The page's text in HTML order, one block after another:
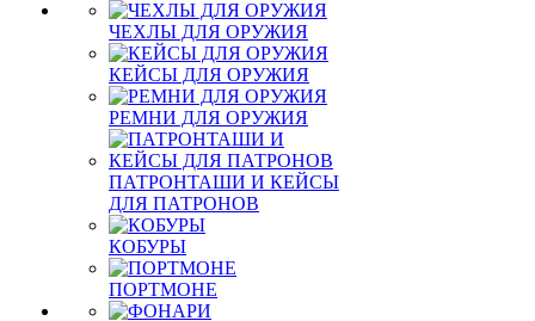
ЧЕХЛЫ ДЛЯ ОРУЖИЯ
КЕЙСЫ ДЛЯ ОРУЖИЯ
РЕМНИ ДЛЯ ОРУЖИЯ
ПАТРОНТАШИ И КЕЙСЫ
ДЛЯ ПАТРОНОВ
КОБУРЫ
ПОРТМОНЕ